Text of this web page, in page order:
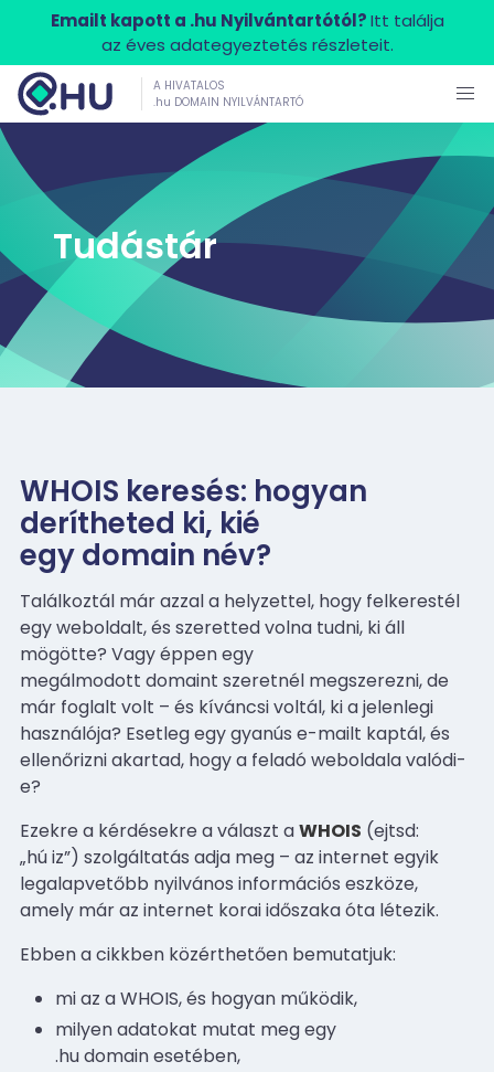
Emailt kapott a .hu Nyilvántartótól?Itt találja
az éves adategyeztetés részleteit.
A HIVATALOS
.hu DOMAIN NYILVÁNTARTÓ
Tudástár
WHOIS keresés: hogyan
derítheted ki, kié
egy domain név?
Találkoztál már azzal a helyzettel, hogy felkerestél
egy weboldalt, és szeretted volna tudni, ki áll
mögötte? Vagy éppen egy
megálmodott domaint szeretnél megszerezni, de
már foglalt volt – és kíváncsi voltál, ki a jelenlegi
használója? Esetleg egy gyanús e-mailt kaptál, és
ellenőrizni akartad, hogy a feladó weboldala valódi-
e?
Ezekre a kérdésekre a választ aWHOIS (ejtsd:
„hú iz”) szolgáltatás adja meg – az internet egyik
legalapvetőbb nyilvános információs eszköze,
amely már az internet korai időszaka óta létezik.
Ebben a cikkben közérthetően bemutatjuk:
mi az a WHOIS, és hogyan működik,
milyen adatokat mutat meg egy
.hu domain esetében,